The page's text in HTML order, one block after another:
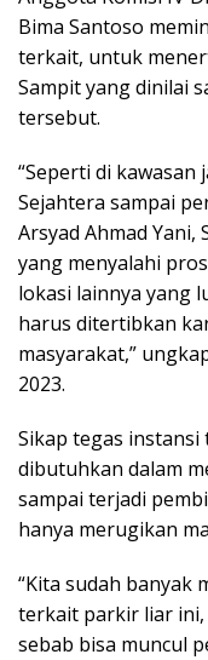
Bima Santoso
terkait, untuk
Sampit yang dinilai
tersebut.
“Seperti di
Sejahtera sampai
Arsyad Ahmad
yang menyalahi
lokasi lainnya yang
harus ditertibkan
masyarakat,”
2023.
Sikap tegas
dibutuhkan dalam
sampai terjadi
hanya merugikan
“Kita sudah banyak
terkait parkir liar ini,
sebab bisa muncul